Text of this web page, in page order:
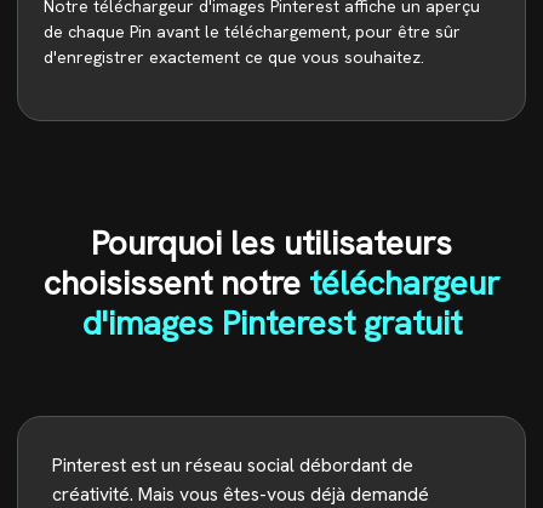
Notre téléchargeur d'images Pinterest affiche un aperçu
de chaque Pin avant le téléchargement, pour être sûr
d'enregistrer exactement ce que vous souhaitez.
Pourquoi les utilisateurs
choisissent notre téléchargeur
d'images Pinterest gratuit
Pinterest est un réseau social débordant de
créativité. Mais vous êtes-vous déjà demandé